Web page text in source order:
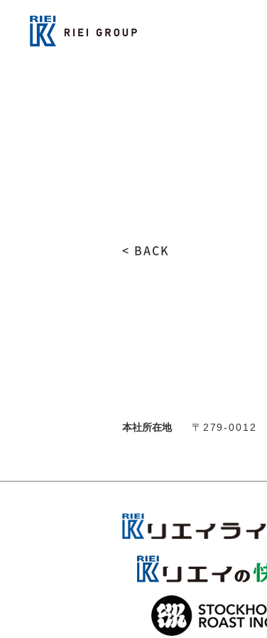
< BACK
本社所在地 〒279-0012